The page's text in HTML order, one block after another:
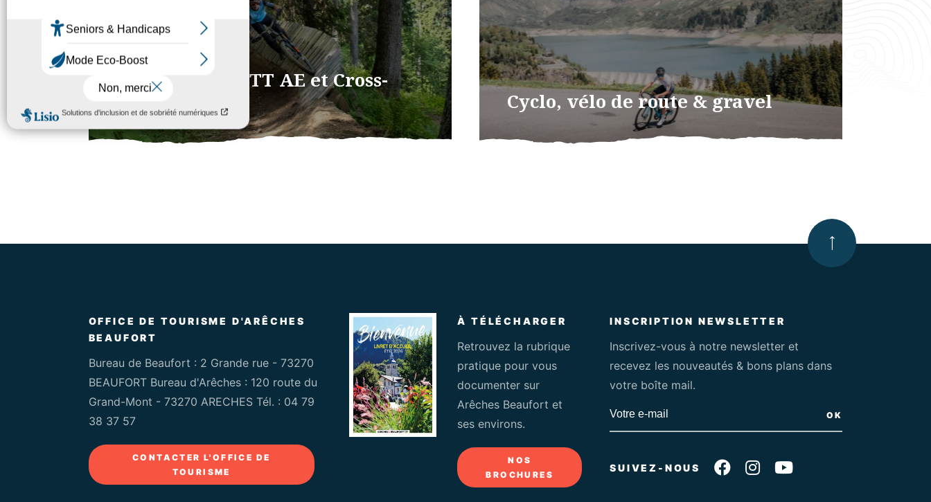
VTT Enduro, VTT AE et Cross-
country
Découvrez le domaine VTT Enduro, VTTAE et Cross-
Cyclo, vélo de route & gravel
Découvrez les itinéraires cyclo d’Arêches-Beaufort, les
Haut de la page
OFFICE DE TOURISME D'ARÊCHES
BEAUFORT
Bureau de Beaufort : 2 Grande rue - 73270
BEAUFORT Bureau d'Arêches : 120 route du
Grand-Mont - 73270 ARECHES Tél. : 04 79
38 37 57
CONTACTER L'OFFICE DE
TOURISME
À TÉLÉCHARGER
Retrouvez la rubrique
pratique pour vous
documenter sur
Arêches Beaufort et
ses environs.
NOS
BROCHURES
INSCRIPTION NEWSLETTER
Inscrivez-vous à notre newsletter et
recevez les nouveautés & bons plans dans
votre boîte mail.
OK
SUIVEZ-NOUS Suivez-nous sur
Suivez-nous sur
Suivez-nous sur